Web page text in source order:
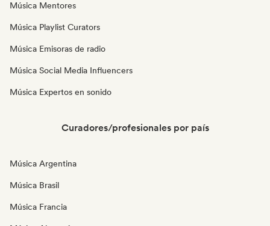
Música Mentores
Música Playlist Curators
Música Emisoras de radio
Música Social Media Influencers
Música Expertos en sonido
Curadores/profesionales por país
Música Argentina
Música Brasil
Música Francia